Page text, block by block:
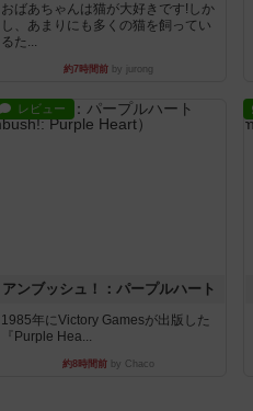
おばあちゃんは猫が大好きです!しか
し、あまりにも多くの猫を飼ってい
るた...
約7時間前 by jurong
レビュー
アンブッシュ！：パープルハート
1985年にVictory Gamesが出版した
『Purple Hea...
約8時間前 by Chaco